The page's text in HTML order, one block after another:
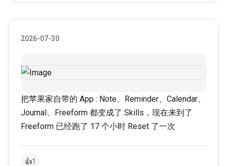
2026-07-30
把苹果家自带的 App : Note、Reminder、Calendar、
Journal、Freeform 都变成了 Skills，现在来到了
Freeform 已经跑了 17 个小时 Reset 了一次
👍1